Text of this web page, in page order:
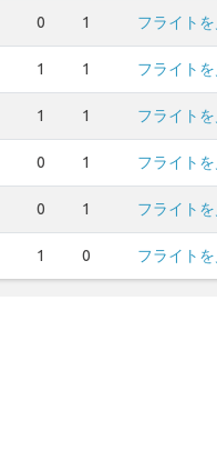
0 1 フライトを
1 1 フライトを
1 1 フライトを
0 1 フライトを
0 1 フライトを
1 0 フライトを